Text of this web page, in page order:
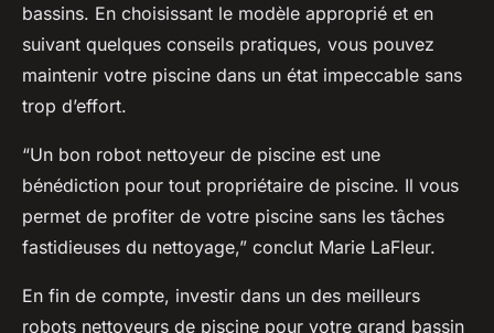
bassins. En choisissant le modèle approprié et en
suivant quelques conseils pratiques, vous pouvez
maintenir votre piscine dans un état impeccable sans
trop d’effort.
“Un bon robot nettoyeur de piscine est une
bénédiction pour tout propriétaire de piscine. Il vous
permet de profiter de votre piscine sans les tâches
fastidieuses du nettoyage,” conclut Marie LaFleur.
En fin de compte, investir dans un des meilleurs
robots nettoyeurs de piscine pour votre grand bassin